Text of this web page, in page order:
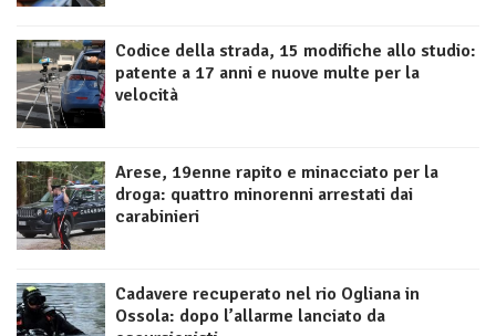
Codice della strada, 15 modifiche allo studio:
patente a 17 anni e nuove multe per la
velocità
Arese, 19enne rapito e minacciato per la
droga: quattro minorenni arrestati dai
carabinieri
Cadavere recuperato nel rio Ogliana in
Ossola: dopo l’allarme lanciato da